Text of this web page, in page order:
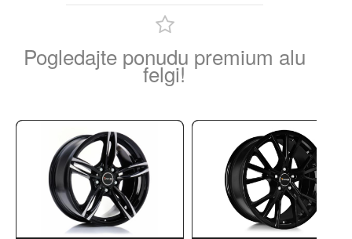
Pogledajte ponudu premium alu
felgi!